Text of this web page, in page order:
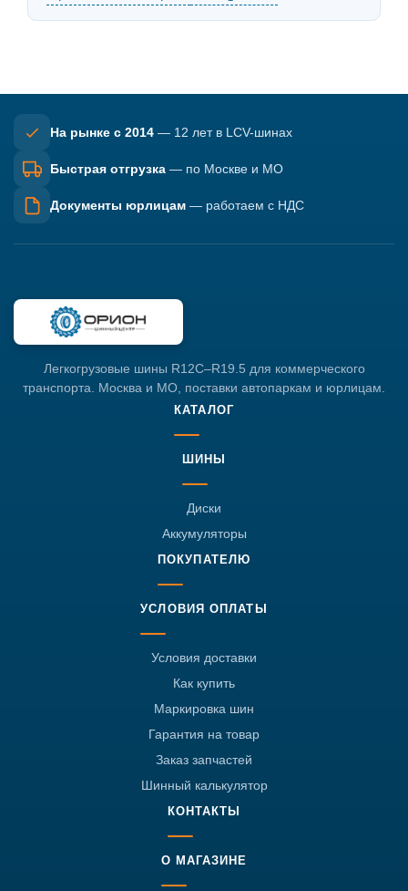
На рынке с 2014 — 12 лет в LCV-шинах
Быстрая отгрузка — по Москве и МО
Документы юрлицам — работаем с НДС
Легкогрузовые шины R12C–R19.5 для коммерческого
транспорта. Москва и МО, поставки автопаркам и юрлицам.
КАТАЛОГ
ШИНЫ
Диски
Аккумуляторы
ПОКУПАТЕЛЮ
УСЛОВИЯ ОПЛАТЫ
Условия доставки
Как купить
Маркировка шин
Гарантия на товар
Заказ запчастей
Шинный калькулятор
КОНТАКТЫ
О МАГАЗИНЕ